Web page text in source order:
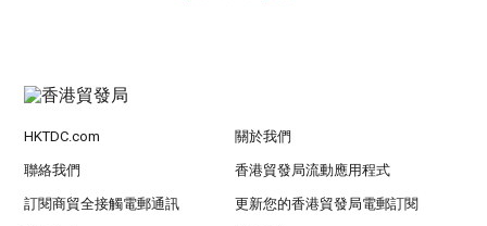
HKTDC.com 關於我們
聯絡我們 香港貿發局流動應用程式
訂閱商貿全接觸電郵通訊 更新您的香港貿發局電郵訂閱